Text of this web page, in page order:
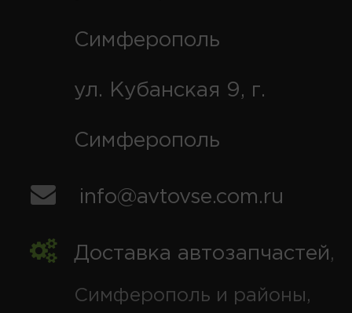
Симферополь
ул. Кубанская 9, г.
Симферополь
info@avtovse.com.ru
Доставка автозапчастей,
Симферополь и районы,